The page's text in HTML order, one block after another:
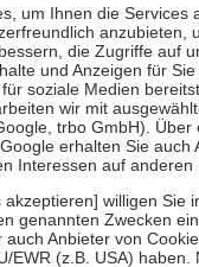
Mitglieder Zuzahlungen
mindestens
Es sind jedoch nie
zu entrichten.
grundsätzlich auch für
häuslicher
der Kosten sowie
der Versicherten für ihre
Stellung der
an bei: